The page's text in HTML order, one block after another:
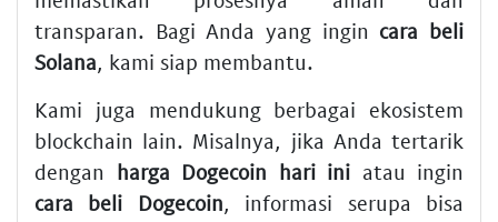
transparan. Bagi Anda yang ingin cara beli
Solana, kami siap membantu.
Kami juga mendukung berbagai ekosistem
blockchain lain. Misalnya, jika Anda tertarik
dengan harga Dogecoin hari ini atau ingin
cara beli Dogecoin, informasi serupa bisa